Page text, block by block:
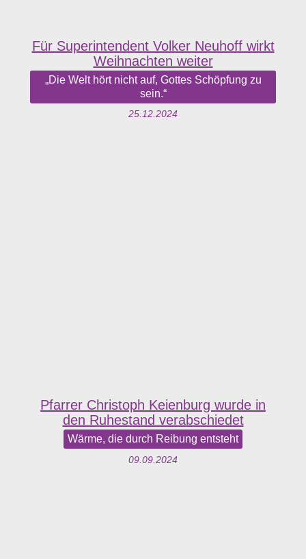
Für Superintendent Volker Neuhoff wirkt
Weihnachten weiter
„Die Welt hört nicht auf, Gottes Schöpfung zu
sein.“
25.12.2024
Pfarrer Christoph Keienburg wurde in
den Ruhestand verabschiedet
Wärme, die durch Reibung entsteht
09.09.2024